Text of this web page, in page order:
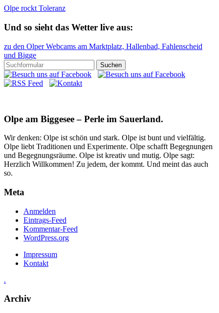
Olpe rockt Toleranz
Und so sieht das Wetter live aus:
zu den Olper Webcams am Marktplatz, Hallenbad, Fahlenscheid
und Bigge
Olpe am Biggesee – Perle im Sauerland.
Wir denken: Olpe ist schön und stark. Olpe ist bunt und vielfältig.
Olpe liebt Traditionen und Experimente. Olpe schafft Begegnungen
und Begegnungsräume. Olpe ist kreativ und mutig. Olpe sagt:
Herzlich Willkommen! Zu jedem, der kommt. Und meint das auch
so.
Meta
Anmelden
Eintrags-Feed
Kommentar-Feed
WordPress.org
Impressum
Kontakt
.
Archiv